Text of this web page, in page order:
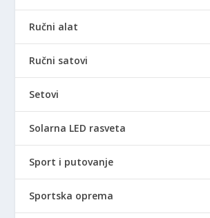
Ručni alat
Ručni satovi
Setovi
Solarna LED rasveta
Sport i putovanje
Sportska oprema